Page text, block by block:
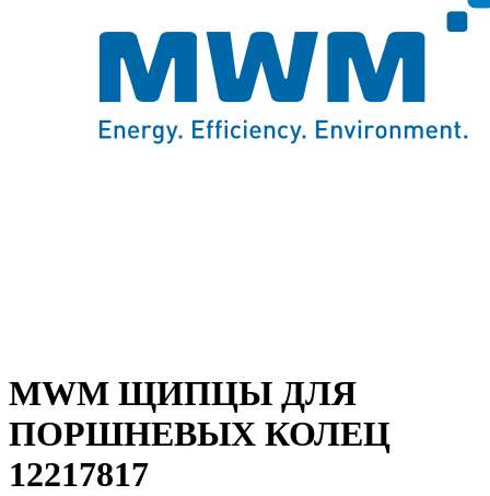
MWM ЩИПЦЫ ДЛЯ
ПОРШНЕВЫХ КОЛЕЦ
12217817